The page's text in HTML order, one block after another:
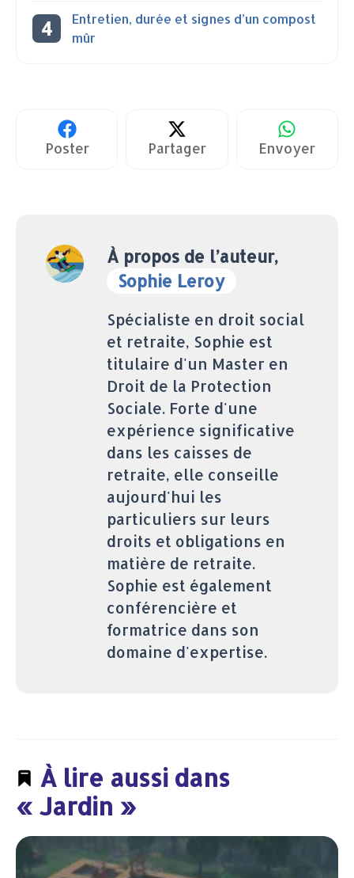
Entretien, durée et signes d’un compost
mûr
Poster Partager Envoyer
À propos de l’auteur,
Sophie Leroy
Spécialiste en droit social
et retraite, Sophie est
titulaire d'un Master en
Droit de la Protection
Sociale. Forte d'une
expérience significative
dans les caisses de
retraite, elle conseille
aujourd'hui les
particuliers sur leurs
droits et obligations en
matière de retraite.
Sophie est également
conférencière et
formatrice dans son
domaine d'expertise.
À lire aussi dans
« Jardin »